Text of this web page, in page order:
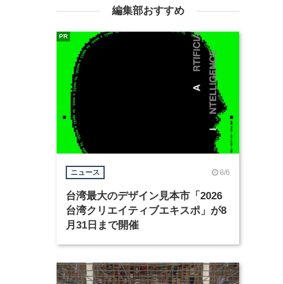
編集部おすすめ
ニュース 8/6
台湾最大のデザイン見本市「2026
台湾クリエイティブエキスポ」が8
月31日まで開催
PR